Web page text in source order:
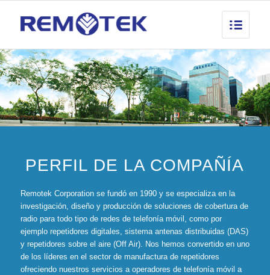
PERFIL DE LA COMPAÑÍA
RemotekCorporation se fundó en 1990 y se especializa en la
investigación, diseño y producción de soluciones de cobertura de
radio para todo tipo de redes de telefonía móvil, como por
ejemplo repetidores digitales, sistema antenas distribuidas (DAS)
y repetidores sobre el aire (Off Air). Nos hemos convertido en uno
de los líderes en el sector de manufactura de repetidores
ofreciendo nuestros servicios a operadores de telefonía móvil a